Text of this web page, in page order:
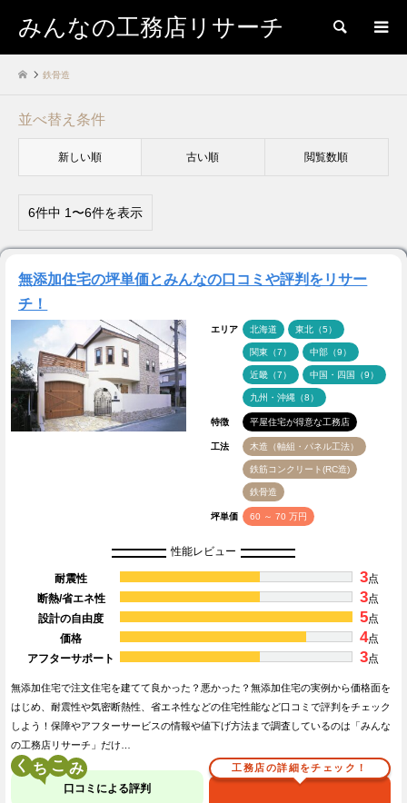
みんなの工務店リサーチ 検索
鉄骨造
並べ替え条件
新しい順 古い順 閲覧数順
6件中 1〜6件を表示
無添加住宅の坪単価とみんなの口コミや評判をリサー
チ！
エリア 北海道 東北（5）
関東（7） 中部（9）
近畿（7） 中国・四国（9）
九州・沖縄（8）
特徴 平屋住宅が得意な工務店
工法 木造（軸組・パネル工法）
鉄筋コンクリート(RC造)
鉄骨造
坪単価 60 ～ 70 万円
性能レビュー
耐震性 3点
断熱/省エネ性
3点
設計の自由度
5点
価格
4点
アフターサポート
3点
無添加住宅で注文住宅を建てて良かった？悪かった？無添加住宅の実例から価格面を
はじめ、耐震性や気密断熱性、省エネ性などの住宅性能など口コミで評判をチェック
しよう！保障やアフターサービスの情報や値下げ方法まで調査しているのは「みんな
の工務店リサーチ」だけ…
く こ
口コミによる評判
工務店の詳細をチェック！